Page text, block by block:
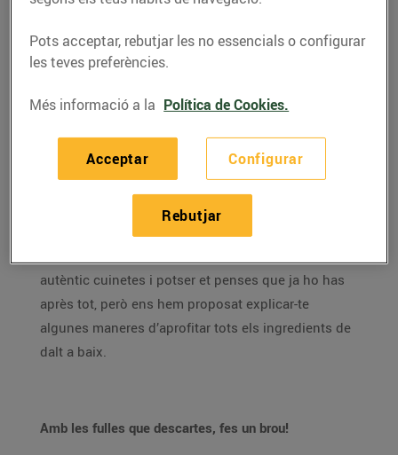
Trucs per aprofitar molt
bé els aliments
04/de maig/2020
pell del salmó i del bacallà pots preparar un aperitiu
boníssim? T’expliquem algunes maneres de treure tot
autèntic cuinetes i potser et penses que ja ho has
après tot, però ens hem proposat explicar-te
algunes maneres d’aprofitar tots els ingredients de
dalt a baix.
Amb les fulles que descartes, fes un brou!
Pots acceptar, rebutjar les no essencials o configurar
les teves preferències.
Més informació a la Política de Cookies.
Configurar
Rebutjar
Acceptar